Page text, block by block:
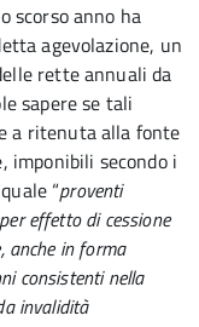
scorso anno ha
agevolazione, un
rette annuali da
sapere se tali
a ritenuta alla fonte
imponibili secondo i
“proventi
effetto di cessione
anche in forma
consistenti nella
invalidità